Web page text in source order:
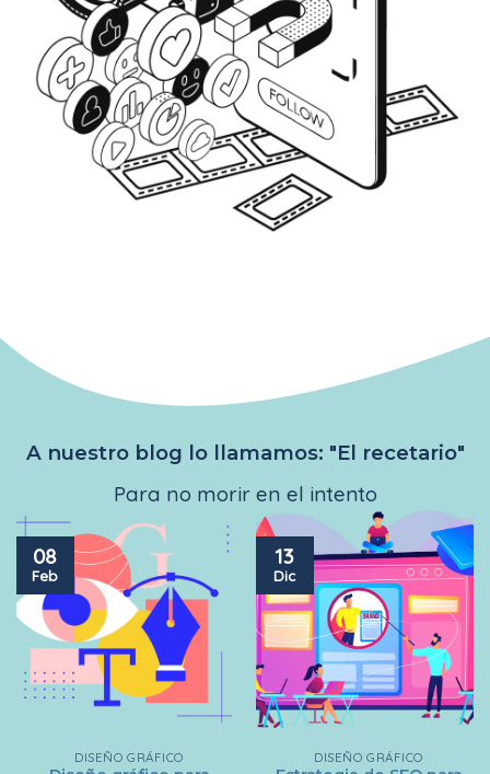
A nuestro blog lo llamamos: "El recetario"
Para no morir en el intento
DISEÑO GRÁFICO
08
Feb
DISEÑO GRÁFICO
13
Dic